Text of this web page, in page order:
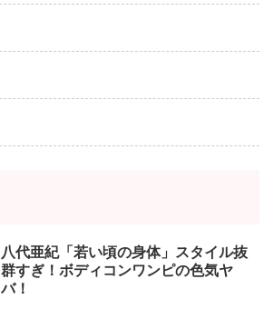
八代亜紀「若い頃の身体」スタイル抜
群すぎ！ボディコンワンピの色気ヤ
バ！